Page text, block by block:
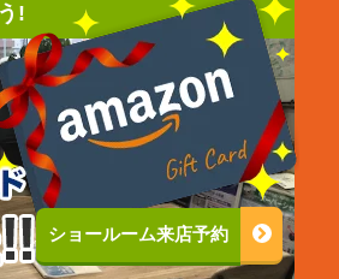
!
ショールーム来店予約